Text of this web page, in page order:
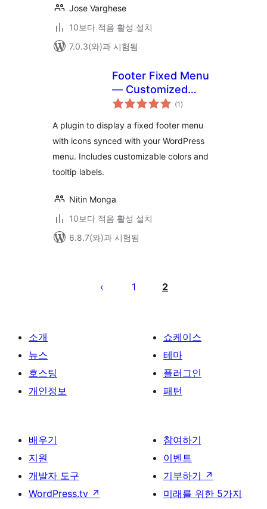
Jose Varghese
10보다 적음 활성 설치
7.0.3(와)과 시험됨
Footer Fixed Menu
— Customized
Bottom Navigation
(1 전
체
점
)
A plugin to display a fixed footer menu
with icons synced with your WordPress
menu. Includes customizable colors and
tooltip labels.
Nitin Monga
10보다 적음 활성 설치
6.8.7(와)과 시험됨
1 2
소개
뉴스
호스팅
개인정보
쇼케이스
테마
플러그인
패턴
배우기
지원
개발자 도구
WordPress.tv ↗
참여하기
이벤트
기부하기 ↗
미래를 위한 5가지